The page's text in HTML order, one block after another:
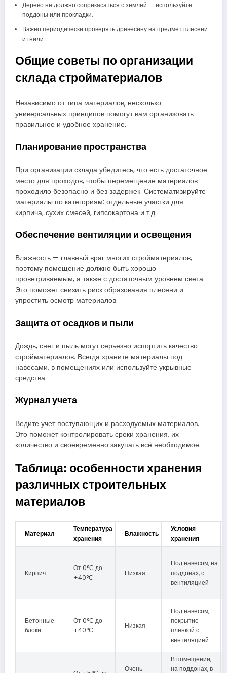
Дерево не должно соприкасаться с землей — используйте
поддоны или прокладки.
Важно периодически проверять древесину на предмет плесени
и гнили.
Общие советы по организации
склада стройматериалов
Независимо от типа материалов, несколько
универсальных принципов помогут вам организовать
правильное и удобное хранение.
Планирование пространства
При организации склада убедитесь, что есть достаточное
место для проходов, чтобы перемещение материалов
проходило безопасно и без задержек. Систематизируйте
материалы по категориям: отдельные участки для
кирпича, сухих смесей, гипсокартона и т.д.
Обеспечение вентиляции и освещения
Влажность — главный враг многих стройматериалов,
поэтому помещение должно быть хорошо
проветриваемым, а также с достаточным уровнем света.
Это поможет снизить риск образования плесени и
упростить осмотр материалов.
Защита от осадков и пыли
Дождь, снег и пыль могут серьезно испортить качество
стройматериалов. Всегда храните материалы под
навесами, в помещениях или используйте укрывные
средства.
Журнал учета
Ведите учет поступающих и расходуемых материалов.
Это поможет контролировать сроки хранения, их
количество и своевременно закупать всё необходимое.
Таблица: особенности хранения
различных строительных
материалов
Материал
Температура
хранения
Влажность
Условия
хранения
Кирпич
От 0°С до
+40°С
Низкая
Под навесом, на
поддонах, с
вентиляцией
Бетонные
блоки
От 0°С до
+40°С
Низкая
Под навесом,
покрытие
пленкой с
вентиляцией
Очень
В помещении,
на поддонах, в